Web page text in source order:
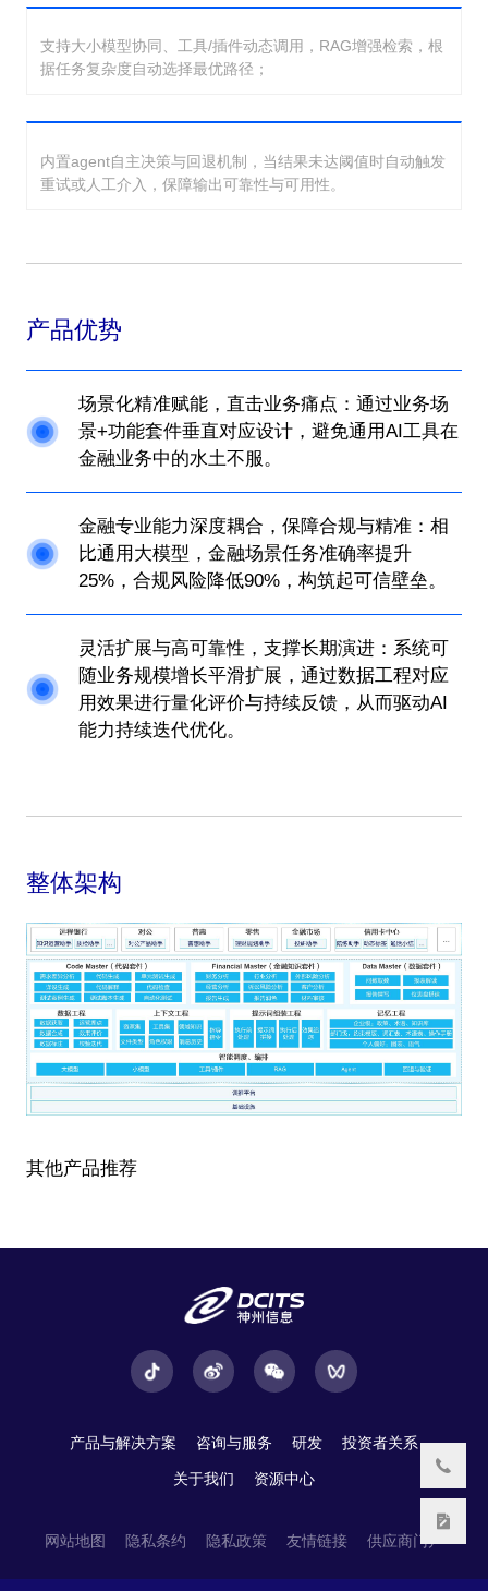
支持大小模型协同、工具/插件动态调用，RAG增强检索，根
据任务复杂度自动选择最优路径；
内置agent自主决策与回退机制，当结果未达阈值时自动触发
重试或人工介入，保障输出可靠性与可用性。
产品优势
场景化精准赋能，直击业务痛点：通过业务场
景+功能套件垂直对应设计，避免通用AI工具在
金融业务中的水土不服。
金融专业能力深度耦合，保障合规与精准：相
比通用大模型，金融场景任务准确率提升
25%，合规风险降低90%，构筑起可信壁垒。
灵活扩展与高可靠性，支撑长期演进：系统可
随业务规模增长平滑扩展，通过数据工程对应
用效果进行量化评价与持续反馈，从而驱动AI
能力持续迭代优化。
整体架构
其他产品推荐
产品与解决方案 咨询与服务 研发 投资者关系
关于我们 资源中心
网站地图 隐私条约 隐私政策 友情链接 供应商门户